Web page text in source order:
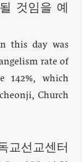
것임을 예
this day was
rate of
142%, which
Church
교선교센터